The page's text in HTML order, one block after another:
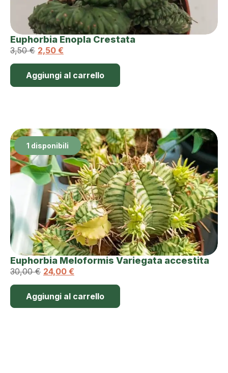
Euphorbia Enopla Crestata
3,50€ 2,50 €
Aggiungi al carrello
1 disponibili
Euphorbia Meloformis Variegata accestita
30,00€ 24,00 €
Aggiungi al carrello